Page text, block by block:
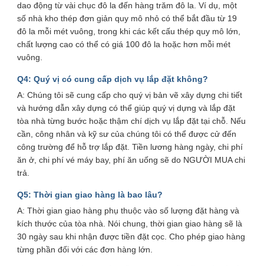
dao động từ vài chục đô la đến hàng trăm đô la. Ví dụ, một
số nhà kho thép đơn giản quy mô nhỏ có thể bắt đầu từ 19
đô la mỗi mét vuông, trong khi các kết cấu thép quy mô lớn,
chất lượng cao có thể có giá 100 đô la hoặc hơn mỗi mét
vuông.
Q4: Quý vị có cung cấp dịch vụ lắp đặt không?
A: Chúng tôi sẽ cung cấp cho quý vị bản vẽ xây dựng chi tiết
và hướng dẫn xây dựng có thể giúp quý vị dựng và lắp đặt
tòa nhà từng bước hoặc thậm chí dịch vụ lắp đặt tại chỗ. Nếu
cần, công nhân và kỹ sư của chúng tôi có thể được cử đến
công trường để hỗ trợ lắp đặt. Tiền lương hàng ngày, chi phí
ăn ở, chi phí vé máy bay, phí ăn uống sẽ do NGƯỜI MUA chi
trả.
Q5: Thời gian giao hàng là bao lâu?
A: Thời gian giao hàng phụ thuộc vào số lượng đặt hàng và
kích thước của tòa nhà. Nói chung, thời gian giao hàng sẽ là
30 ngày sau khi nhận được tiền đặt cọc. Cho phép giao hàng
từng phần đối với các đơn hàng lớn.